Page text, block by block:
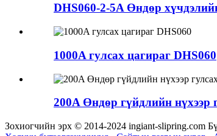
DHS060-2-5A Өндөр
1000A гулсах цагираг DHS060
200A Өндөр гүйдлийн нүхээр
Зохиогчийн эрх © 2014-2024 ingiant-slipring.com